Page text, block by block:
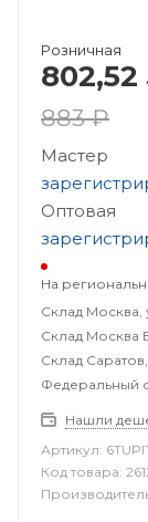
Розничная
802,52
883 ₽
Мастер
Оптовая
На
Склад Москва,
Склад Москва
Склад Саратов,
Федеральный
Нашли
Артикул:
Код товара: